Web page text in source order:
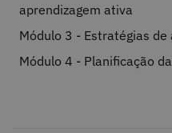
aprendizagem ativa
Módulo 3 - Estratégias de
Módulo 4 - Planificação